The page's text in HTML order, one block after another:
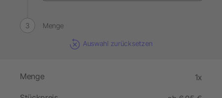
Menge
Auswahl zurücksetzen
Menge 1x